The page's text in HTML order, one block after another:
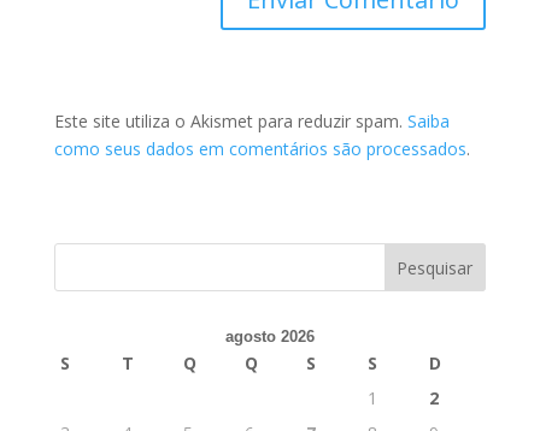
Este site utiliza o Akismet para reduzir spam. Saiba
como seus dados em comentários são processados.
agosto 2026
S T Q Q S S
D
1
2